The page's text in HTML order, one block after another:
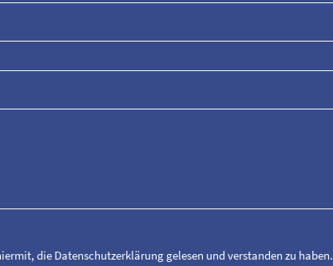
die Datenschutzerklärung gelesen und verstanden zu haben.